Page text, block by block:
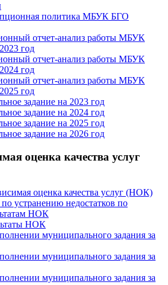
политика МБУК БГО
отчет-анализ работы МБУК
год
отчет-анализ работы МБУК
год
отчет-анализ работы МБУК
год
задание на 2023 год
задание на 2024 год
задание на 2025 год
задание на 2026 год
оценка качества услуг
оценка качества услуг (НОК)
устранению недостатков по
НОК
НОК
муниципального задания за
муниципального задания за
муниципального задания за